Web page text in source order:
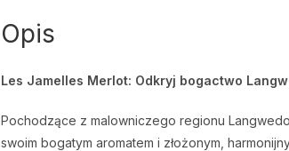
Opis
Les Jamelles Merlot: Odkryj bogactwo
Pochodzące z malowniczego regionu
swoim bogatym aromatem i złożonym,